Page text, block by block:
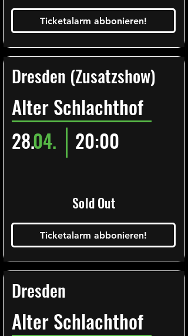
Ticketalarm abbonieren!
Dresden (Zusatzshow)
Alter Schlachthof
28.04. 20:00
Sold Out
Ticketalarm abbonieren!
Dresden
Alter Schlachthof